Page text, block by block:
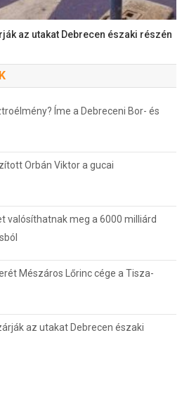
az utakat Debrecen északi részén
Íme a Debreceni Bor- és
Orbán Viktor a gucai
valósíthatnak meg a 6000 milliárd
Mészáros Lőrinc cége a Tisza-
az utakat Debrecen északi